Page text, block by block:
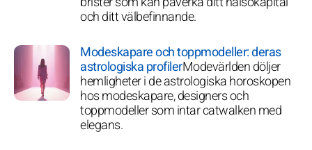
och ditt välbefinnande.
Modeskapare och toppmodeller: deras
astrologiska profilerModevärlden döljer
hemligheter i de astrologiska horoskopen
hos modeskapare, designers och
toppmodeller som intar catwalken med
elegans.